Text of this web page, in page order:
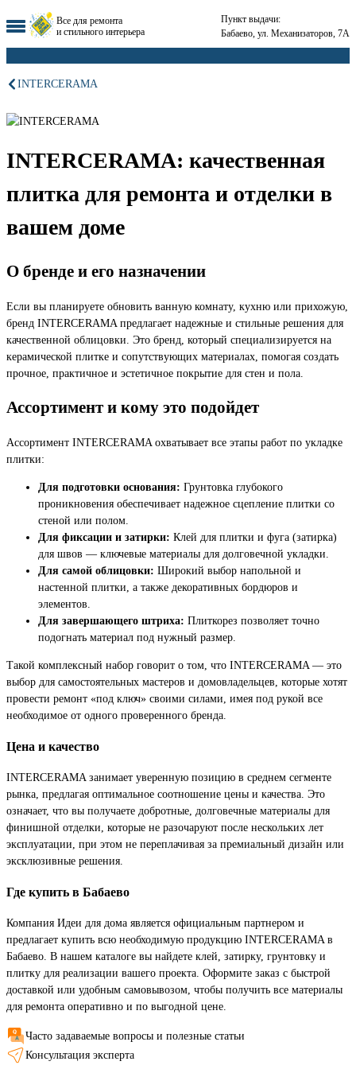
Все для ремонта
и стильного интерьера
Пункт выдачи:
Бабаево, ул. Механизаторов, 7А
INTERCERAMA
INTERCERAMA: качественная
плитка для ремонта и отделки в
вашем доме
О бренде и его назначении
Если вы планируете обновить ванную комнату, кухню или прихожую,
бренд INTERCERAMA предлагает надежные и стильные решения для
качественной облицовки. Это бренд, который специализируется на
керамической плитке и сопутствующих материалах, помогая создать
прочное, практичное и эстетичное покрытие для стен и пола.
Ассортимент и кому это подойдет
Ассортимент INTERCERAMA охватывает все этапы работ по укладке
плитки:
Для подготовки основания: Грунтовка глубокого
проникновения обеспечивает надежное сцепление плитки со
стеной или полом.
Для фиксации и затирки: Клей для плитки и фуга (затирка)
для швов — ключевые материалы для долговечной укладки.
Для самой облицовки: Широкий выбор напольной и
настенной плитки, а также декоративных бордюров и
элементов.
Для завершающего штриха: Плиткорез позволяет точно
подогнать материал под нужный размер.
Такой комплексный набор говорит о том, что INTERCERAMA — это
выбор для самостоятельных мастеров и домовладельцев, которые хотят
провести ремонт «под ключ» своими силами, имея под рукой все
необходимое от одного проверенного бренда.
Цена и качество
INTERCERAMA занимает уверенную позицию в среднем сегменте
рынка, предлагая оптимальное соотношение цены и качества. Это
означает, что вы получаете добротные, долговечные материалы для
финишной отделки, которые не разочаруют после нескольких лет
эксплуатации, при этом не переплачивая за премиальный дизайн или
эксклюзивные решения.
Где купить в Бабаево
Компания Идеи для дома является официальным партнером и
предлагает купить всю необходимую продукцию INTERCERAMA в
Бабаево. В нашем каталоге вы найдете клей, затирку, грунтовку и
плитку для реализации вашего проекта. Оформите заказ с быстрой
доставкой или удобным самовывозом, чтобы получить все материалы
для ремонта оперативно и по выгодной цене.
Часто задаваемые вопросы и полезные статьи
Консультация эксперта